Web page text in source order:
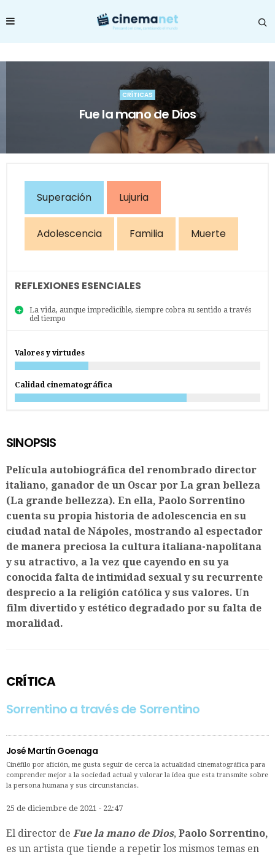
CRÍTICAS
Fue la mano de Dios
Superación Lujuria
Adolescencia Familia Muerte
REFLEXIONES ESENCIALES
La vida, aunque impredicible, siempre cobra su sentido a través
del tiempo
Valores y virtudes
Calidad cinematográfica
SINOPSIS
Película autobiográfica del renombrado director
italiano, ganador de un Oscar por La gran belleza
(La grande bellezza). En ella, Paolo Sorrentino
cuenta su propia historia de adolescencia en su
ciudad natal de Nápoles, mostrando al espectador
de manera preciosa la cultura italiana-napolitana
y su atractivo, a la vez que cayendo en su ya
conocida falta de intimidad sexual y su recurrente
desprecio a la religión católica y sus valores. Un
film divertido y estético degradado por su falta de
moralidad.
CRÍTICA
Sorrentino a través de Sorrentino
José Martín Goenaga
Cinéfilo por afición, me gusta seguir de cerca la actualidad cinematográfica para
comprender mejor a la sociedad actual y valorar la idea que esta transmite sobre
la persona humana y sus circunstancias.
25 de diciembre de 2021 - 22:47
El director de Fue la mano de Dios, Paolo Sorrentino,
es un artista que tiende a repetir los mismos temas en